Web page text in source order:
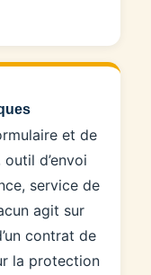
et de
d’envoi
service de
agit sur
contrat de
la protection